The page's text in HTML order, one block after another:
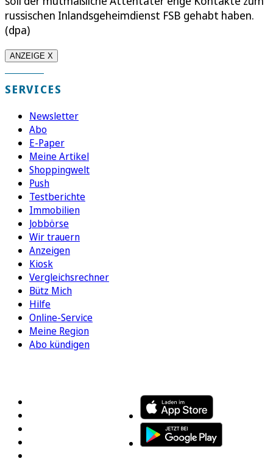
russischen Inlandsgeheimdienst FSB gehabt haben.
(dpa)
ANZEIGE X
SERVICES
Newsletter
Abo
E-Paper
Meine Artikel
Shoppingwelt
Push
Testberichte
Immobilien
Jobbörse
Wir trauern
Anzeigen
Kiosk
Vergleichsrechner
Bütz Mich
Hilfe
Online-Service
Meine Region
Abo kündigen